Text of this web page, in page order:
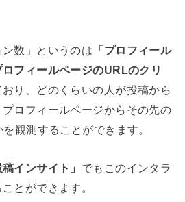
数」というのは 「プロフィール
ロフィールページのURLのクリ
り、どのくらいの人が投稿から
ロフィールページからその先の
観測することができます。
稿インサイト」 でもこのインタラ
とができます。